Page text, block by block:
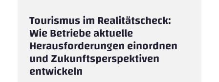
Tourismus im Realitätscheck:
Wie Betriebe aktuelle
Herausforderungen einordnen
und Zukunftsperspektiven
entwickeln